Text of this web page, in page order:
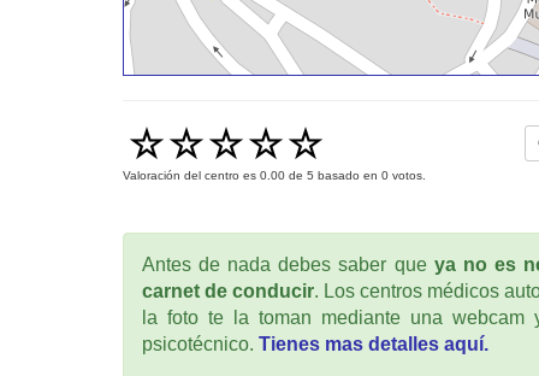
Valoración del centro es 0.00 de 5 basado en 0 votos.
Antes de nada debes saber que ya no es
carnet de conducir. Los centros médicos
la foto te la toman mediante una
psicotécnico. Tienes mas detalles aquí.